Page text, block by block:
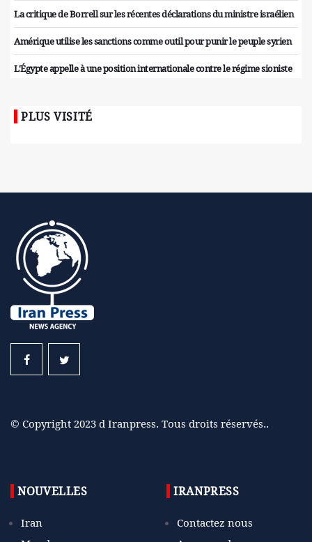
La critique de Borrell sur les récentes déclarations du ministre israélien
Amérique utilise les sanctions comme outil pour punir le peuple syrien
L'Égypte appelle à une position internationale contre le régime sioniste
PLUS VISITÉ
© Copyright 2023 d Iranpress. Tous droits réservés..
NOUVELLES
Iran
IRANPRESS
Contactez nous